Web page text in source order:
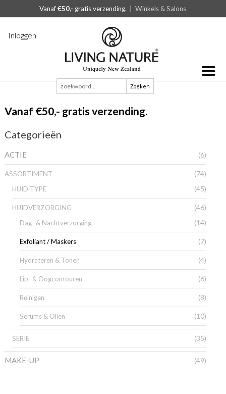
Vanaf€50,- gratis verzending. |Winkels & Salons
Inloggen
Zoeken
naar:
Vanaf €50,- gratis verzending.
Categorieën
ACTIE (6)
ASSORTIMENT (74)
HUID TYPE (45)
HUIDVERZORGING (46)
Dag- & Nachtverzorging (14)
Exfoliant / Maskers (7)
Hydrateren & Tonen (4)
Lip- & Oogcontouren (6)
Reinigen (8)
Serums & Oliën (10)
SERIE (35)
MAKE-UP (49)